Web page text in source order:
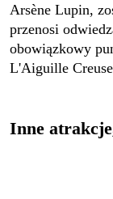
Arsène Lupin,
przenosi
obowiązkowy
L'Aiguille
Inne